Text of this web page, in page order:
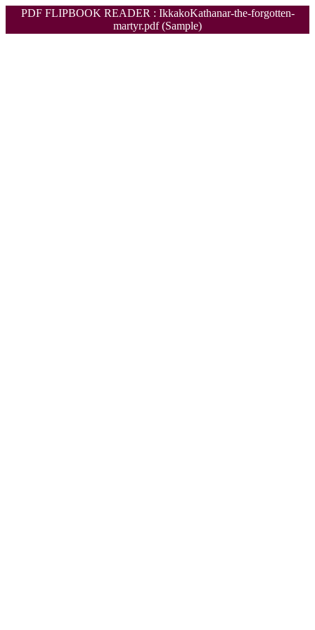
PDF FLIPBOOK READER : IkkakoKathanar-the-forgotten-
martyr.pdf (Sample)